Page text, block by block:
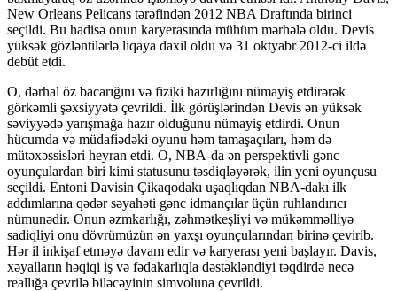
New Orleans Pelicans tərəfindən 2012 NBA Draftında birinci
seçildi. Bu hadisə onun karyerasında mühüm mərhələ oldu. Devis
yüksək gözləntilərlə liqaya daxil oldu və 31 oktyabr 2012-ci ildə
debüt etdi.
O, dərhal öz bacarığını və fiziki hazırlığını nümayiş etdirərək
görkəmli şəxsiyyətə çevrildi. İlk görüşlərindən Devis ən yüksək
səviyyədə yarışmağa hazır olduğunu nümayiş etdirdi. Onun
hücumda və müdafiədəki oyunu həm tamaşaçıları, həm də
mütəxəssisləri heyran etdi. O, NBA-da ən perspektivli gənc
oyunçulardan biri kimi statusunu təsdiqləyərək, ilin yeni oyunçusu
seçildi. Entoni Davisin Çikaqodakı uşaqlıqdan NBA-dakı ilk
addımlarına qədər səyahəti gənc idmançılar üçün ruhlandırıcı
nümunədir. Onun əzmkarlığı, zəhmətkeşliyi və mükəmməlliyə
sadiqliyi onu dövrümüzün ən yaxşı oyunçularından birinə çevirib.
Hər il inkişaf etməyə davam edir və karyerası yeni başlayır. Davis,
xəyalların həqiqi iş və fədakarlıqla dəstəkləndiyi təqdirdə necə
reallığa çevrilə biləcəyinin simvoluna çevrildi.